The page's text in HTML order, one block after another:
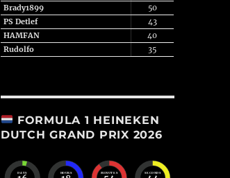
Brady1899
50
PS Detlef
43
HAMFAN
40
Rudolfo
35
FORMULA 1 HEINEKEN
DUTCH GRAND PRIX 2026
DAYS HOURS MINUTES SECONDS